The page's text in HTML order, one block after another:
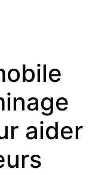
aider